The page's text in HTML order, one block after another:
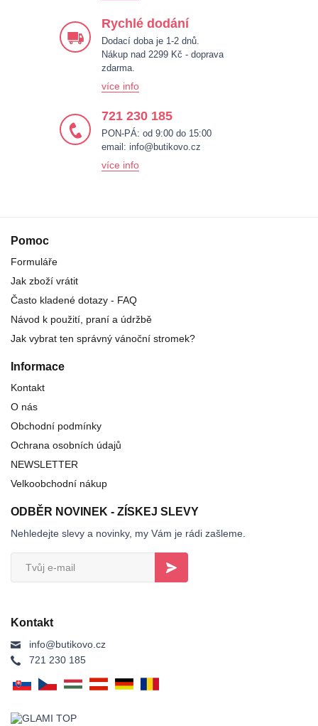
Rychlé dodání
Dodací doba je 1-2 dnů.
Nákup nad 2299 Kč - doprava
zdarma.
více info
721 230 185
PON-PÁ: od 9:00 do 15:00
email: info@butikovo.cz
více info
Pomoc
Formuláře
Jak zboží vrátit
Často kladené dotazy - FAQ
Návod k použití, praní a údržbě
Jak vybrat ten správný vánoční stromek?
Informace
Kontakt
O nás
Obchodní podmínky
Ochrana osobních údajů
NEWSLETTER
Velkoobchodní nákup
ODBĚR NOVINEK - ZÍSKEJ SLEVY
Nehledejte slevy a novinky, my Vám je rádi zašleme.
Kontakt
info@butikovo.cz
721 230 185